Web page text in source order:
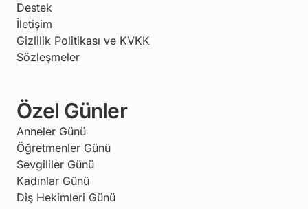
Destek
İletişim
Gizlilik Politikası ve KVKK
Sözleşmeler
Özel Günler
Anneler Günü
Öğretmenler Günü
Sevgililer Günü
Kadınlar Günü
Diş Hekimleri Günü